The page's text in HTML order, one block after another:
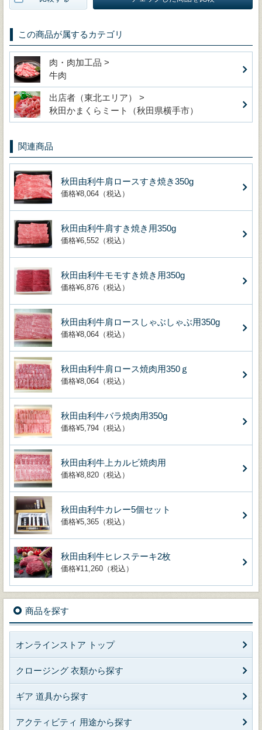
この商品が属するカテゴリ
肉・肉加工品 >
牛肉
出店者（東北エリア） >
秋田かまくらミート（秋田県横手市）
関連商品
秋田由利牛肩ロースすき焼き350g
価格¥8,064（税込）
秋田由利牛肩すき焼き用350g
価格¥6,552（税込）
秋田由利牛モモすき焼き用350g
価格¥6,876（税込）
秋田由利牛肩ロースしゃぶしゃぶ用350g
価格¥8,064（税込）
秋田由利牛肩ロース焼肉用350ｇ
価格¥8,064（税込）
秋田由利牛バラ焼肉用350g
価格¥5,794（税込）
秋田由利牛上カルビ焼肉用
価格¥8,820（税込）
秋田由利牛カレー5個セット
価格¥5,365（税込）
秋田由利牛ヒレステーキ2枚
価格¥11,260（税込）
商品を探す
オンラインストア トップ
クロージング 衣類から探す
ギア 道具から探す
アクティビティ 用途から探す